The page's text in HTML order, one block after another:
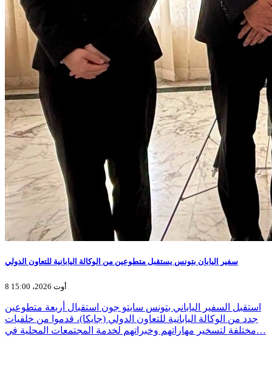
سفير اليابان بتونس يستقبل متطوعين من الوكالة اليابانية للتعاون الدولي
8 أوت 2026، 15:00
استقبل السفير الياباني بتونس سايتو جون استقبال أربعة متطوعين
جدد من الوكالة اليابانية للتعاون الدولي (جايكا)، قدموا من خلفيات
مختلفة لتسخير مهاراتهم وخبراتهم لخدمة المجتمعات المحلية في…